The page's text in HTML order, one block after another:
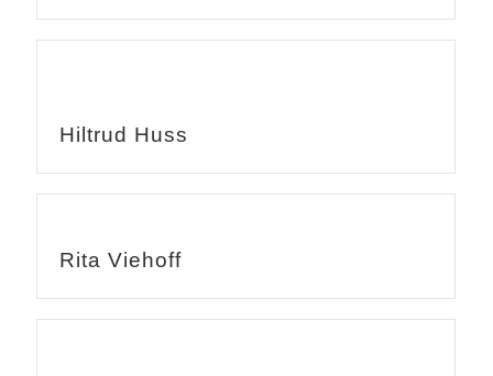
Hiltrud Huss
Rita Viehoff